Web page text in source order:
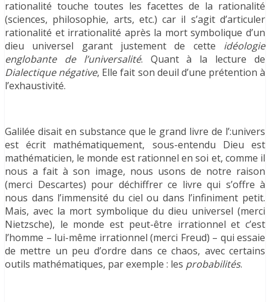
rationalité touche toutes les facettes de la rationalité
(sciences, philosophie, arts, etc.) car il s’agit d’articuler
rationalité et irrationalité après la mort symbolique d’un
dieu universel garant justement de cette idéologie
englobante de l’universalité. Quant à la lecture de
Dialectique négative, Elle fait son deuil d’une prétention à
l’exhaustivité.
Galilée disait en substance que le grand livre de l’:univers
est écrit mathématiquement, sous-entendu Dieu est
mathématicien, le monde est rationnel en soi et, comme il
nous a fait à son image, nous usons de notre raison
(merci Descartes) pour déchiffrer ce livre qui s’offre à
nous dans l’immensité du ciel ou dans l’infiniment petit.
Mais, avec la mort symbolique du dieu universel (merci
Nietzsche), le monde est peut-être irrationnel et c’est
l’homme – lui-même irrationnel (merci Freud) – qui essaie
de mettre un peu d’ordre dans ce chaos, avec certains
outils mathématiques, par exemple : les probabilités.